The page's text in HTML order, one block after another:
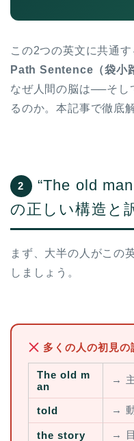
この2つの英文に共通
Path Sentence（袋小
なぜ人間の脳は──そ
るのか。本記事で徹底
2
“The old
の正しい構造と
まず、大半の人がこの
しましょう。
多くの人の初見の
The old m
an
→
told →
the story →